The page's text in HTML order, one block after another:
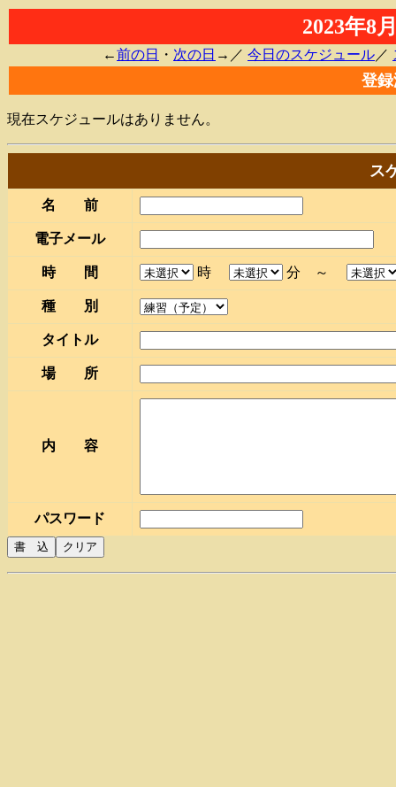
2023年8
←前の日 ・ 次の日 →／ 今日のスケジュール ／
登
現在スケジュールはありません。
ス
名 前
電子メール
時 間 時 分 ～
種 別
タイトル
場 所
内 容
パスワード